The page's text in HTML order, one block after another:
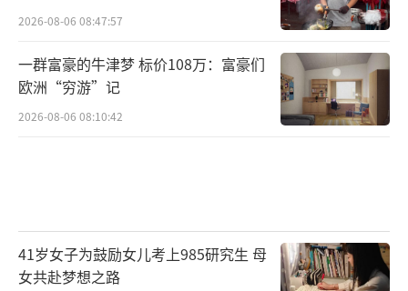
2026-08-06 08:47:57
一群富豪的牛津梦 标价108万：富豪们
欧洲“穷游”记
2026-08-06 08:10:42
41岁女子为鼓励女儿考上985研究生 母
女共赴梦想之路